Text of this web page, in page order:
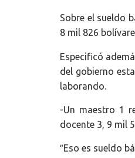
Sobre el sueldo
8 mil 826
Especificó
del gobierno
laborando.
-Un maestro 1
docente 3, 9 mil
“Eso es sueldo